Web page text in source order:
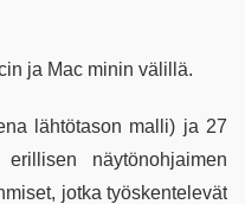
ja Mac minin välillä.
lähtötason malli) ja 27
näytönohjaimen
jotka työskentelevät